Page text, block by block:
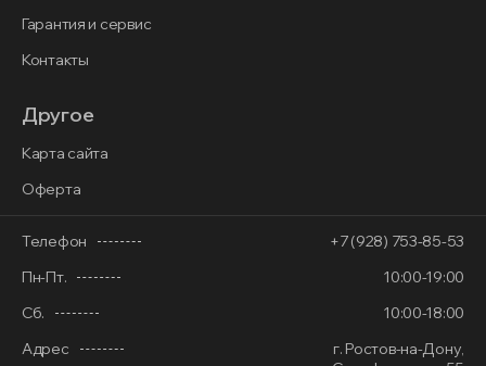
Гарантия и сервис
Контакты
Другое
Карта сайта
Оферта
Телефон
+7 (928) 753-85-53
Пн-Пт.
10:00-19:00
Сб.
10:00-18:00
Адрес
г. Ростов-на-Дону,